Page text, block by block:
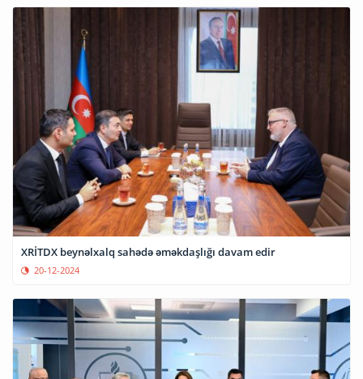
XRİTDX beynəlxalq sahədə əməkdaşlığı davam edir
20-12-2024